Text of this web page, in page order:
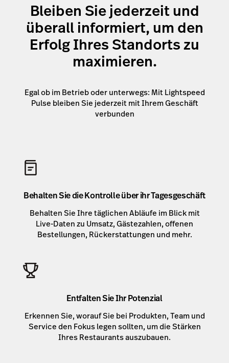
Jetzt herunterladen
Bleiben Sie jederzeit und
überall informiert, um den
Erfolg Ihres Standorts zu
maximieren.
Egal ob im Betrieb oder unterwegs: Mit Lightspeed
Pulse bleiben Sie jederzeit mit Ihrem Geschäft
verbunden
Behalten Sie die Kontrolle über ihr Tagesgeschäft
Behalten Sie Ihre täglichen Abläufe im Blick mit
Live-Daten zu Umsatz, Gästezahlen, offenen
Bestellungen, Rückerstattungen und mehr.
Entfalten Sie Ihr Potenzial
Erkennen Sie, worauf Sie bei Produkten, Team und
Service den Fokus legen sollten, um die Stärken
Ihres Restaurants auszubauen.